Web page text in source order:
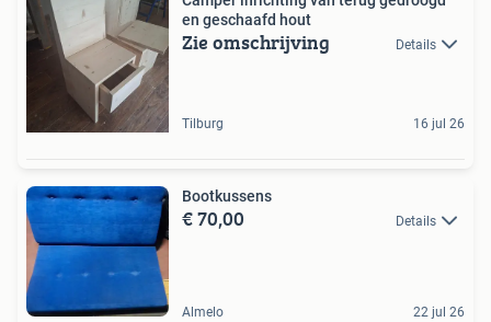
en geschaafd hout
Zie omschrijving Details
Tilburg 16 jul 26
Bootkussens
€ 70,00 Details
Almelo 22 jul 26